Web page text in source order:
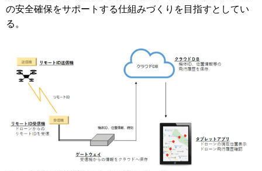
の安全確保をサポートする仕組みづくりを目指すとしてい
る。